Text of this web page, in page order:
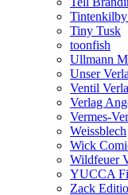
Tiny Tusk
toonfish
Ullmann
Unser
Ventil
Verlag
Vermes-
Weissblech
Wick
Wildfeuer
YUCCA
Zack